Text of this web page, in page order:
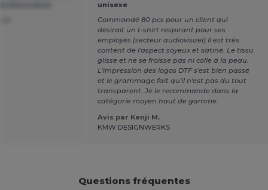
unisexe
Commandé 80 pcs pour un client qui
désirait un t-shirt respirant pour ses
employés (secteur audiovisuel) Il est très
content de l'aspect soyeux et satiné. Le tissu
glisse et ne se froisse pas ni colle à la peau.
L'impression des logos DTF s'est bien passé
et le grammage fait qu'il n'est pas du tout
transparent. Je le recommande dans la
catégorie moyen haut de gamme.
Avis par Kenji M.
KMW DESIGNWERKS
Questions fréquentes